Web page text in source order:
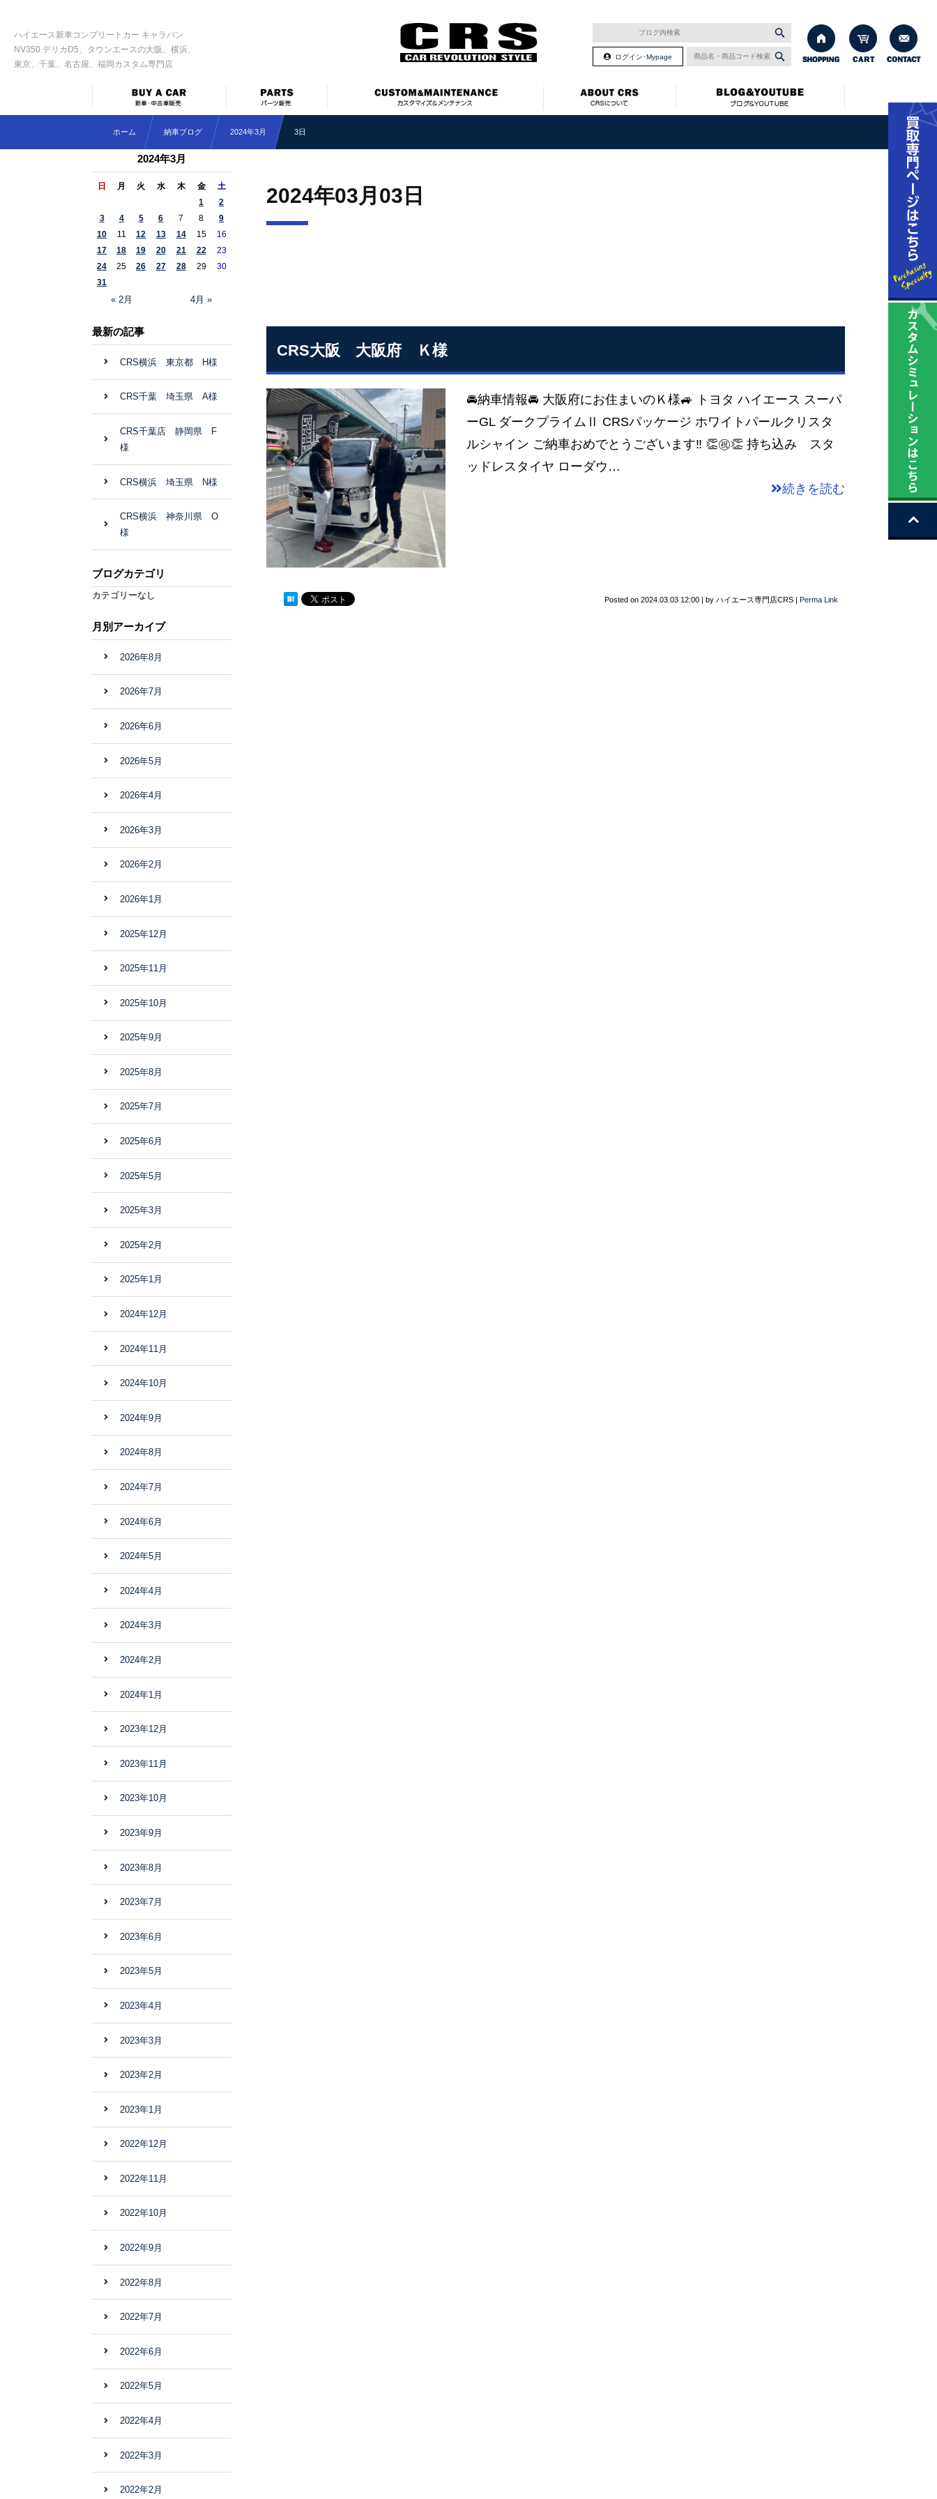
ハイエース新車コンプリートカー キャラバン
NV350 デリカD5、タウンエースの大阪、横浜、
東京、千葉、名古屋、福岡カスタム専門店
ログイン･Mypage
ホーム 納車ブログ 2024年3月 3日
2024年03月03日
CRS大阪 大阪府 Ｋ様
🚘納車情報🚘 大阪府にお住まいのＫ様🚙 トヨタ ハイエース スーパ
ーGL ダークプライムⅡ CRSパッケージ ホワイトパールクリスタ
ルシャイン ご納車おめでとうございます‼ 👏㊗👏 持ち込み スタ
ッドレスタイヤ ローダウ…
続きを読む
Posted on 2024.03.03 12:00 | by ハイエース専門店CRS | Perma Link
2024年3月
日 月 火 水 木 金 土
« 2月 4月 »
1
2
3
4 5 6 7 8
9
10
11 12 13 14 15
16
17
18 19 20 21 22
23
24
25 26 27 28 29
30
31
最新の記事
CRS横浜 東京都 H様
CRS千葉 埼玉県 A様
CRS千葉店 静岡県 F
様
CRS横浜 埼玉県 N様
CRS横浜 神奈川県 O
様
ブログカテゴリ
カテゴリーなし
月別アーカイブ
2026年8月
2026年7月
2026年6月
2026年5月
2026年4月
2026年3月
2026年2月
2026年1月
2025年12月
2025年11月
2025年10月
2025年9月
2025年8月
2025年7月
2025年6月
2025年5月
2025年3月
2025年2月
2025年1月
2024年12月
2024年11月
2024年10月
2024年9月
2024年8月
2024年7月
2024年6月
2024年5月
2024年4月
2024年3月
2024年2月
2024年1月
2023年12月
2023年11月
2023年10月
2023年9月
2023年8月
2023年7月
2023年6月
2023年5月
2023年4月
2023年3月
2023年2月
2023年1月
2022年12月
2022年11月
2022年10月
2022年9月
2022年8月
2022年7月
2022年6月
2022年5月
2022年4月
2022年3月
2022年2月